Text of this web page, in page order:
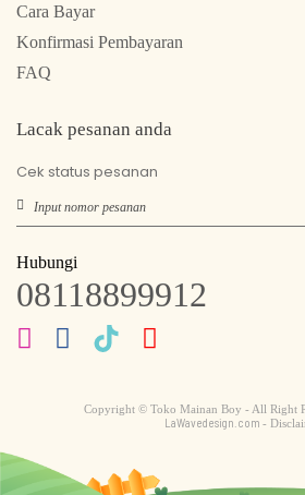
Cara Bayar
Konfirmasi Pembayaran
FAQ
Lacak pesanan anda
Cek status pesanan
Hubungi
08118899912
Copyright © Toko Mainan Boy - All Right
LaWavedesign.com -